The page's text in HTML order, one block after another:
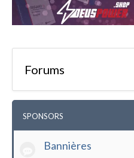
Forums
SPONSORS
Bannières